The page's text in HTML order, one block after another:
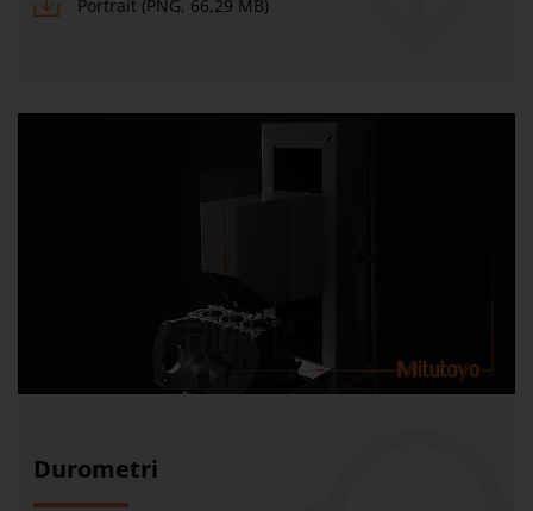
Portrait (PNG, 66,29 MB)
Durometri